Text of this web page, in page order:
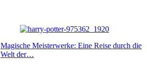
Magische Meisterwerke: Eine Reise durch die
Welt der…